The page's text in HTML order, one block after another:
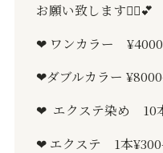
お願い致します🙇‍♀️💕
❤︎ ワンカラー
❤︎ダブルカラー
❤︎ エクステ染め 10
❤︎ エクステ 1本